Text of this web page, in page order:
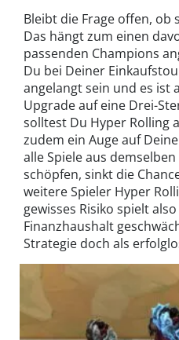
Bleibt die Frage offen, ob
Das hängt zum einen
passenden Champions
Du bei Deiner
angelangt sein und es ist
Upgrade auf eine Drei-
solltest Du Hyper Rolling
zudem ein Auge auf
alle Spiele aus
schöpfen, sinkt die
weitere Spieler Hyper
gewisses Risiko spielt
Finanzhaushalt
Strategie doch als